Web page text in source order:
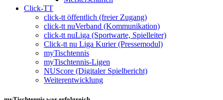
Click-TT
click-tt öffentlich (freier Zugang)
click-tt nuVerband (Kommunikation)
click-tt nuLiga (Sportwarte, Spielleiter)
Click-tt nu Liga Kurier (Pressemodul)
myTischtennis
myTischtennis-Ligen
NUScore (Digitaler Spielbericht)
Weiterentwicklung